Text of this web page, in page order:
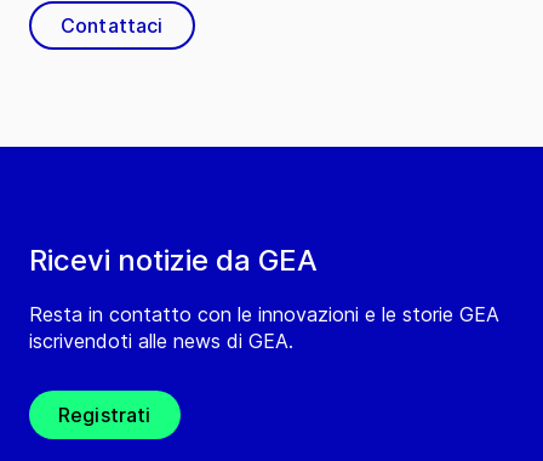
Ricevi notizie da GEA
Resta in contatto con le innovazioni e le storie GEA
iscrivendoti alle news di GEA.
Registrati
Contattaci